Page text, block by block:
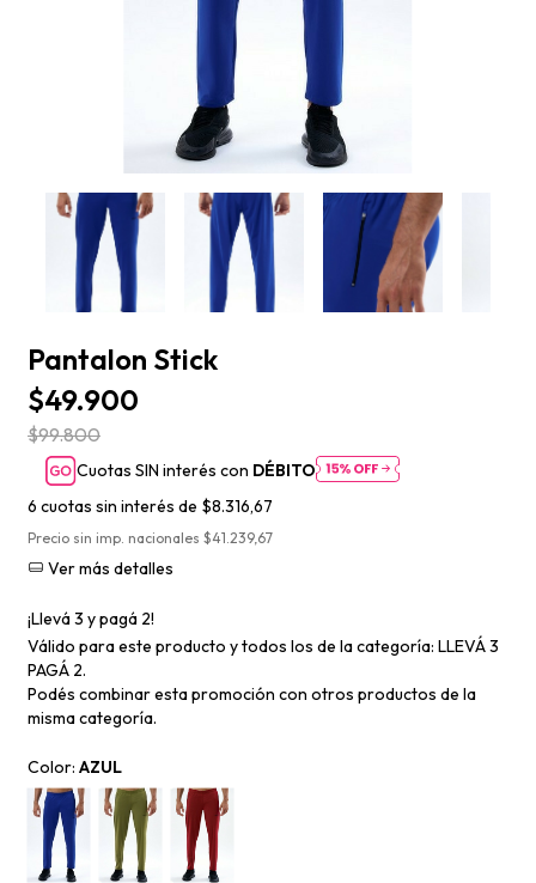
Pantalon Stick
$49.900
$99.800
Cuotas SIN interés con DÉBITO
6 cuotas sin interés de $8.316,67
Precio sin imp. nacionales $41.239,67
Ver más detalles
¡Llevá 3 y pagá 2!
Válido para este producto y todos los de la categoría: LLEVÁ 3
PAGÁ 2.
Podés combinar esta promoción con otros productos de la
misma categoría.
Color: AZUL